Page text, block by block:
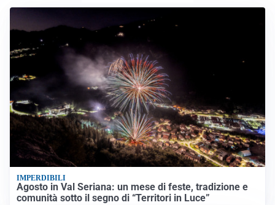
IMPERDIBILI
Agosto in Val Seriana: un mese di feste, tradizione e
comunità sotto il segno di “Territori in Luce”